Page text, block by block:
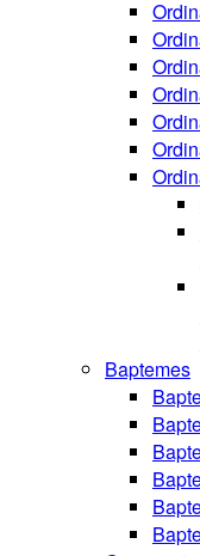
Baptemes